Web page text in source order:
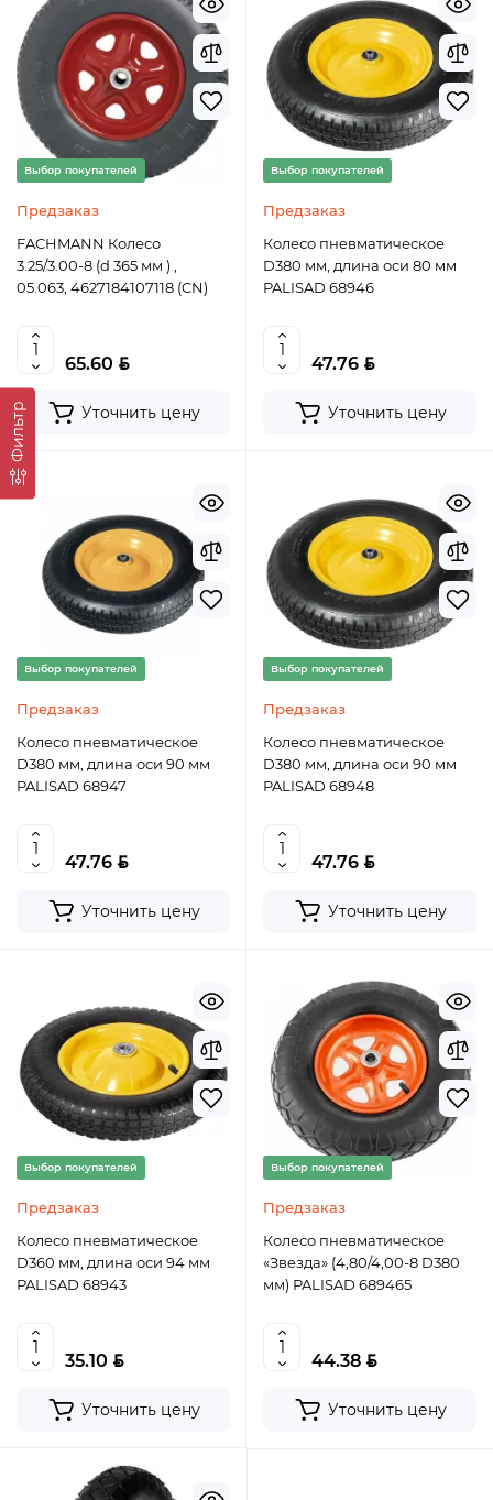
Фильтр
Выбор покупателей
Предзаказ
FACHMANN Колесо
3.25/3.00-8 (d 365 мм ) ,
05.063, 4627184107118 (CN)
65.60 BYN
Уточнить цену
Выбор покупателей
Предзаказ
Колесо пневматическое
D380 мм, длина оси 80 мм
PALISAD 68946
47.76 BYN
Уточнить цену
Выбор покупателей
Предзаказ
Колесо пневматическое
D380 мм, длина оси 90 мм
PALISAD 68947
47.76 BYN
Уточнить цену
Выбор покупателей
Предзаказ
Колесо пневматическое
D380 мм, длина оси 90 мм
PALISAD 68948
47.76 BYN
Уточнить цену
Выбор покупателей
Предзаказ
Колесо пневматическое
D360 мм, длина оси 94 мм
PALISAD 68943
35.10 BYN
Уточнить цену
Выбор покупателей
Предзаказ
Колесо пневматическое
«Звезда» (4,80/4,00-8 D380
мм) PALISAD 689465
44.38 BYN
Уточнить цену